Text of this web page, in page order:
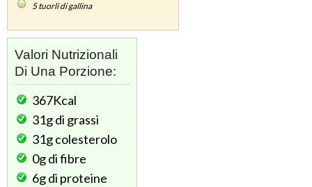
5tuorli di gallina
Valori Nutrizionali
Di Una Porzione:
367Kcal
31gdi grassi
31gcolesterolo
0gdi fibre
6gdi proteine